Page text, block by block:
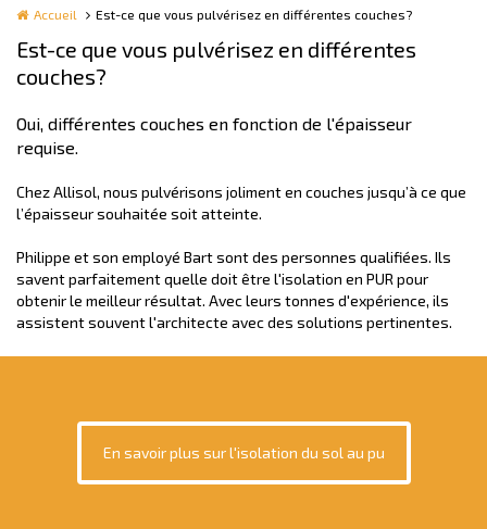
Accueil Est-ce que vous pulvérisez en différentes couches?
Est-ce que vous pulvérisez en différentes
couches?
Oui, différentes couches en fonction de l'épaisseur
requise.
Chez Allisol, nous pulvérisons joliment en couches jusqu’à ce que
l’épaisseur souhaitée soit atteinte.
Philippe et son employé Bart sont des personnes qualifiées. Ils
savent parfaitement quelle doit être l'isolation en PUR pour
obtenir le meilleur résultat. Avec leurs tonnes d'expérience, ils
assistent souvent l'architecte avec des solutions pertinentes.
En savoir plus sur l'isolation du sol au pu